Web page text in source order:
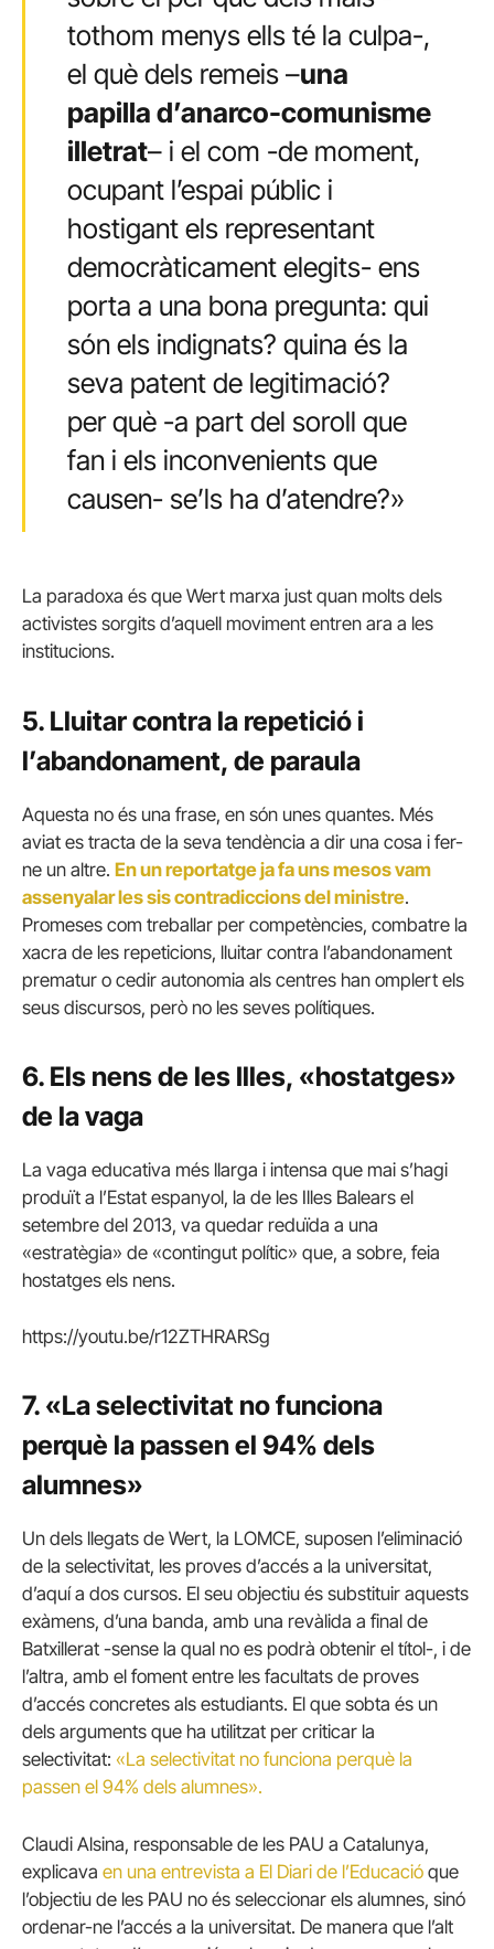
tothom menys ells té la culpa-,
el què dels remeis –una
papilla d’anarco-comunisme
illetrat– i el com -de moment,
ocupant l’espai públic i
hostigant els representant
democràticament elegits- ens
porta a una bona pregunta: qui
són els indignats? quina és la
seva patent de legitimació?
per què -a part del soroll que
fan i els inconvenients que
causen- se’ls ha d’atendre?»
La paradoxa és que Wert marxa just quan molts dels
activistes sorgits d’aquell moviment entren ara a les
institucions.
5. Lluitar contra la repetició i
l’abandonament, de paraula
Aquesta no és una frase, en són unes quantes. Més
aviat es tracta de la seva tendència a dir una cosa i fer-
ne un altre. En un reportatge ja fa uns mesos vam
assenyalar les sis contradiccions del ministre.
Promeses com treballar per competències, combatre la
xacra de les repeticions, lluitar contra l’abandonament
prematur o cedir autonomia als centres han omplert els
seus discursos, però no les seves polítiques.
6. Els nens de les Illes, «hostatges»
de la vaga
La vaga educativa més llarga i intensa que mai s’hagi
produït a l’Estat espanyol, la de les Illes Balears el
setembre del 2013, va quedar reduïda a una
«estratègia» de «contingut polític» que, a sobre, feia
hostatges els nens.
https://youtu.be/r12ZTHRARSg
7. «La selectivitat no funciona
perquè la passen el 94% dels
alumnes»
Un dels llegats de Wert, la LOMCE, suposen l’eliminació
de la selectivitat, les proves d’accés a la universitat,
d’aquí a dos cursos. El seu objectiu és substituir aquests
exàmens, d’una banda, amb una revàlida a final de
Batxillerat -sense la qual no es podrà obtenir el títol-, i de
l’altra, amb el foment entre les facultats de proves
d’accés concretes als estudiants. El que sobta és un
dels arguments que ha utilitzat per criticar la
selectivitat: «La selectivitat no funciona perquè la
passen el 94% dels alumnes».
Claudi Alsina, responsable de les PAU a Catalunya,
explicava en una entrevista a El Diari de l’Educació que
l’objectiu de les PAU no és seleccionar els alumnes, sinó
ordenar-ne l’accés a la universitat. De manera que l’alt